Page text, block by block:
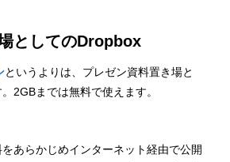
としてのDropbox
というよりは、プレゼン資料置き場と
2GBまでは無料で使えます。
あらかじめインターネット経由で公開